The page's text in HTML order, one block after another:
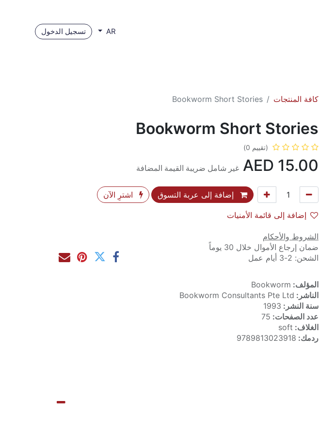
AR تسجيل الدخول
كافة المنتجات Bookworm Short Stories
Bookworm Short Stories
(تقييم 0)
15.00 غير شامل ضريبة القيمة المضافة
إضافة إلى عربة التسوق اشترِ الآن
إضافة إلى قائمة الأمنيات
الشروط والأحكام
ضمان إرجاع الأموال خلال 30 يوماً
الشحن: 2-3 أيام عمل
المؤلف: Bookworm
الناشر: Bookworm Consultants Pte Ltd
سنة النشر: 1993
عدد الصفحات: 75
الغلاف: soft
ردمك: 9789813023918